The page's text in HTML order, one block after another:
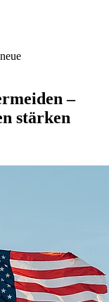
–
stärken